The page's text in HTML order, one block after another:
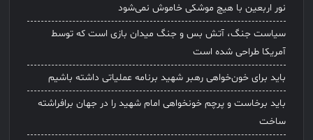
نور اربعین با هیچ موشکی خاموش نمی‌شود
سیاست جنگ، آتش بس و جنگ میدان بازی است که توسط
آمریکا طراحی شده است
باید برای خون‌خواهی رهبر شهید برنامه عملیاتی داشته باشیم
باید برخاست و پرچم خونخواهی امام شهید را در جهان برافراشته
ساخت